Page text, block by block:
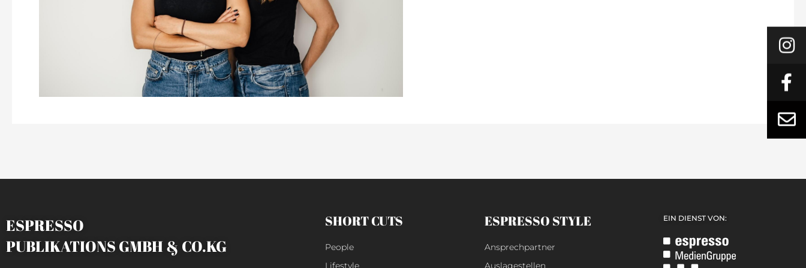
ESPRESSO
PUBLIKATIONS GMBH & CO.KG
SHORT CUTS
People
Lifestyle
ESPRESSO STYLE
Ansprechpartner
Auslagestellen
EIN DIENST VON: